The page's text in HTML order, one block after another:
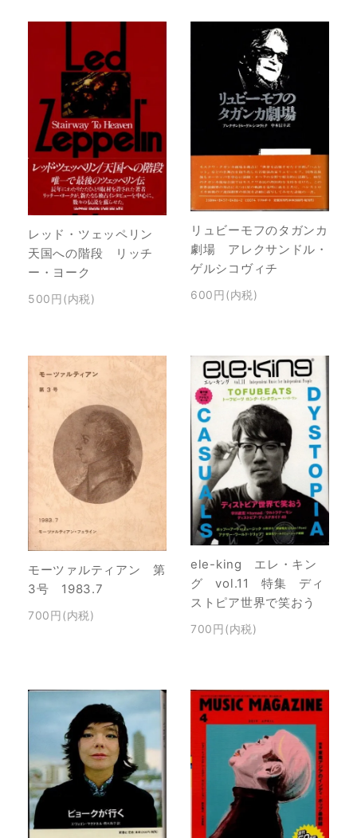
レッド・ツェッペリン
天国への階段 リッチ
ー・ヨーク
500円(内税)
リュビーモフのタガンカ
劇場 アレクサンドル・
ゲルシコヴィチ
600円(内税)
モーツァルティアン 第
3号 1983.7
700円(内税)
ele-king エレ・キン
グ vol.11 特集 ディ
ストピア世界で笑おう
700円(内税)